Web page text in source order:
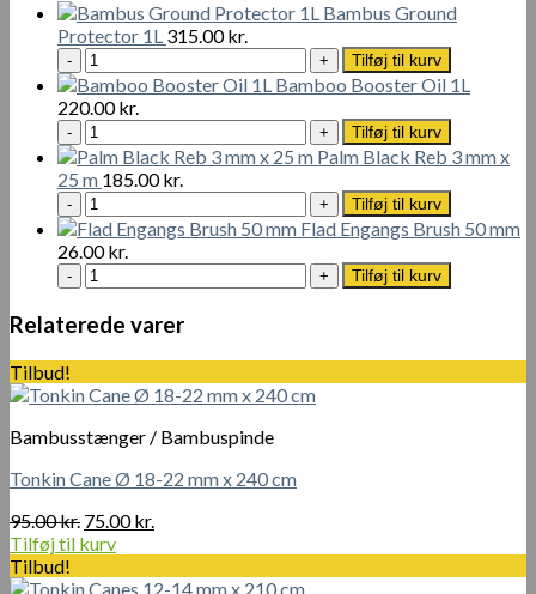
305
cm
antal
Bambus Ground
Protector 1L 315.00kr.
Bambus
Ground
Protector
1L
antal
Tilføj til kurv
Bamboo Booster Oil 1L
220.00kr.
Bamboo
Booster
Oil
1L
antal
Tilføj til kurv
Palm Black Reb 3 mm x
25 m 185.00kr.
Palm
Black
Reb
3
mm
25
m
antal
Tilføj til kurv
Flad Engangs Brush 50 mm
26.00kr.
Flad
Engangs
Brush
mm
antal
Tilføj til kurv
Relaterede varer
Tilbud!
Bambusstænger / Bambuspinde
Tonkin Cane Ø 18-22 mm x 240 cm
95.00kr. Den
oprindelige
var:
75.00kr.
er:
Tilføj til kurv
Tilbud!